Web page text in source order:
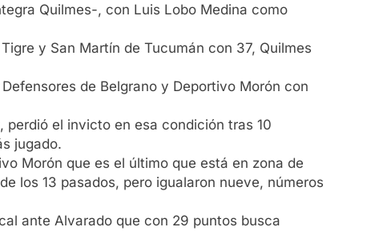
Quilmes-, con Luis Lobo Medina como
y San Martín de Tucumán con 37, Quilmes
de Belgrano y Deportivo Morón con
el invicto en esa condición tras 10
jugado.
Morón que es el último que está en zona de
los 13 pasados, pero igualaron nueve, números
ante Alvarado que con 29 puntos busca